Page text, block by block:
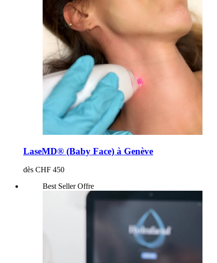
LaseMD® (Baby Face) à Genève
dès CHF 450
Best Seller Offre